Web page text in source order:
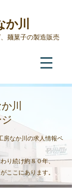
か川
麺菓子の製造販売​
川
房なか川の求人情報ペ
り続け約８０年、
ここにあります。